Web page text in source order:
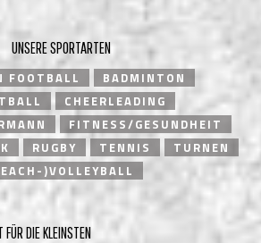
UNSERE SPORTARTEN
FOOTBALL
BADMINTON
CHEERLEADING
FITNESS/GESUNDHEIT
RUGBY TENNIS
TURNEN
)VOLLEYBALL
DIE KLEINSTEN